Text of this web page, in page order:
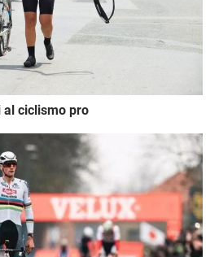
al ciclismo pro